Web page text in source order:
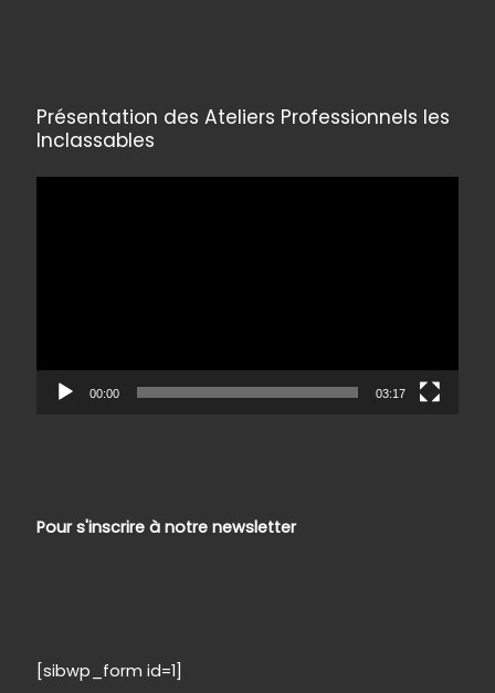
Présentation des Ateliers Professionnels les
Inclassables
00:00 03:17
Pour s'inscrire à notre newsletter
[sibwp_form id=1]